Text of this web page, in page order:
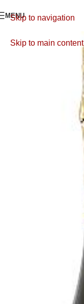
Skip to navigation
Skip to main content
MENU